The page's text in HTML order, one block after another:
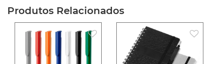
Produtos Relacionados